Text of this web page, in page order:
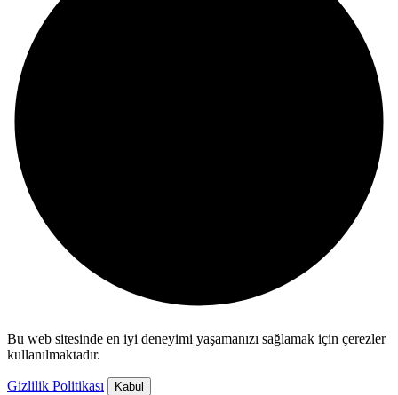
Bu web sitesinde en iyi deneyimi yaşamanızı sağlamak için çerezler
kullanılmaktadır.
Gizlilik Politikası Kabul